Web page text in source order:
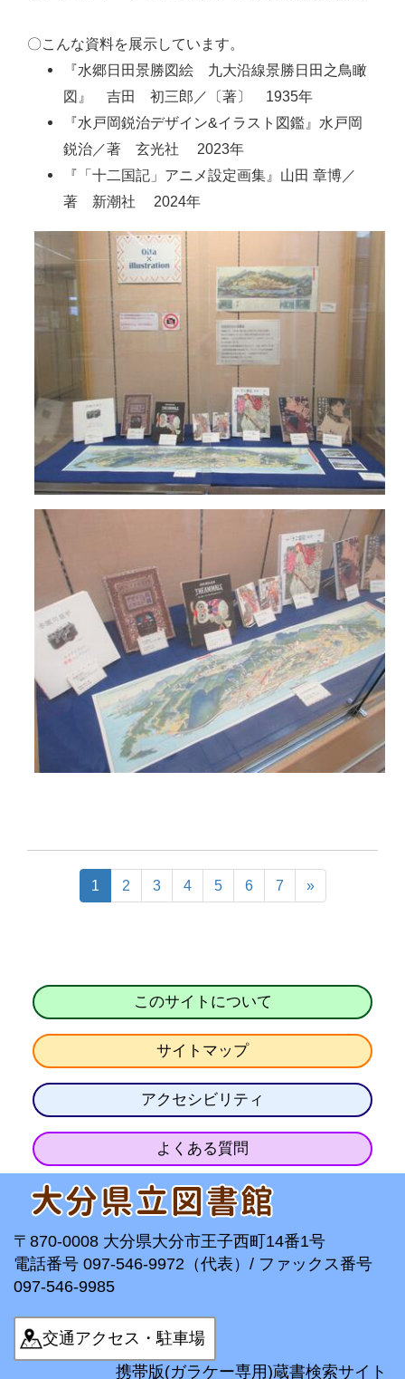
〇こんな資料を展示しています。
『水郷日田景勝図絵 九大沿線景勝日田之鳥瞰
図』 吉田 初三郎／〔著〕 1935年
『水戸岡鋭治デザイン&イラスト図鑑』水戸岡
鋭治／著 玄光社 2023年
『「十二国記」アニメ設定画集』山田 章博／
著 新潮社 2024年
1 2 3 4 5 6 7 »
このサイトについて
サイトマップ
アクセシビリティ
よくある質問
〒870-0008 大分県大分市王子西町14番1号
電話番号 097-546-9972（代表）/ ファックス番号
097-546-9985
交通アクセス・駐車場
携帯版(ガラケー専用)蔵書検索サイト